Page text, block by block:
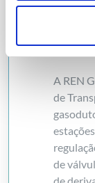
A REN
de
de